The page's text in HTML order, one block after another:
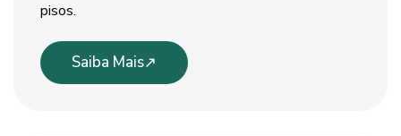
pisos.
Saiba Mais